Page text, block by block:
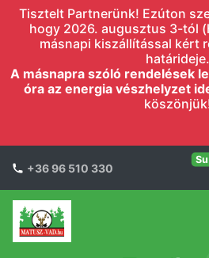
Tisztelt Partnerünk! Ezúton
hogy 2026. augusztus 3-tól
másnapi kiszállítással kért
határideje.
A másnapra szóló rendelések
óra az energia vészhelyzet
+36 96 510 330